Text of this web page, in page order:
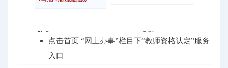
点击首页 “网上办事”栏目下“教师资格认定”服务
入口